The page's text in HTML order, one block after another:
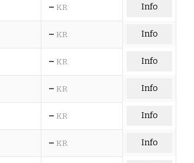
– KR Info
– KR Info
– KR Info
– KR Info
– KR Info
– KR Info